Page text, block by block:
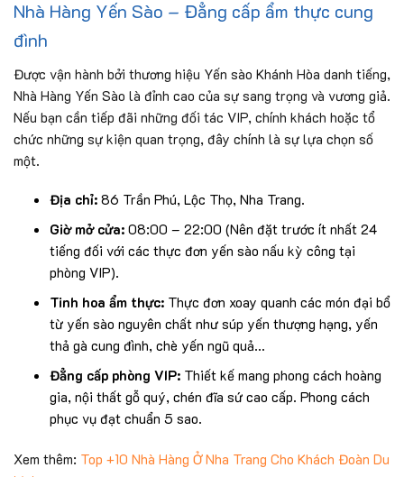
Nhà Hàng Yến Sào – Đẳng cấp ẩm thực cung
đình
Được vận hành bởi thương hiệu Yến sào Khánh Hòa danh tiếng,
Nhà Hàng Yến Sào là đỉnh cao của sự sang trọng và vương giả.
Nếu bạn cần tiếp đãi những đối tác VIP, chính khách hoặc tổ
chức những sự kiện quan trọng, đây chính là sự lựa chọn số
một.
Địa chỉ:86 Trần Phú, Lộc Thọ, Nha Trang.
Giờ mở cửa:08:00 – 22:00 (Nên đặt trước ít nhất 24
tiếng đối với các thực đơn yến sào nấu kỳ công tại
phòng VIP).
Tinh hoa ẩm thực:Thực đơn xoay quanh các món đại bổ
từ yến sào nguyên chất như súp yến thượng hạng, yến
thả gà cung đình, chè yến ngũ quả…
Đẳng cấp phòng VIP:Thiết kế mang phong cách hoàng
gia, nội thất gỗ quý, chén đĩa sứ cao cấp. Phong cách
phục vụ đạt chuẩn 5 sao.
Xem thêm: Top +10 Nhà Hàng Ở Nha Trang Cho Khách Đoàn Du